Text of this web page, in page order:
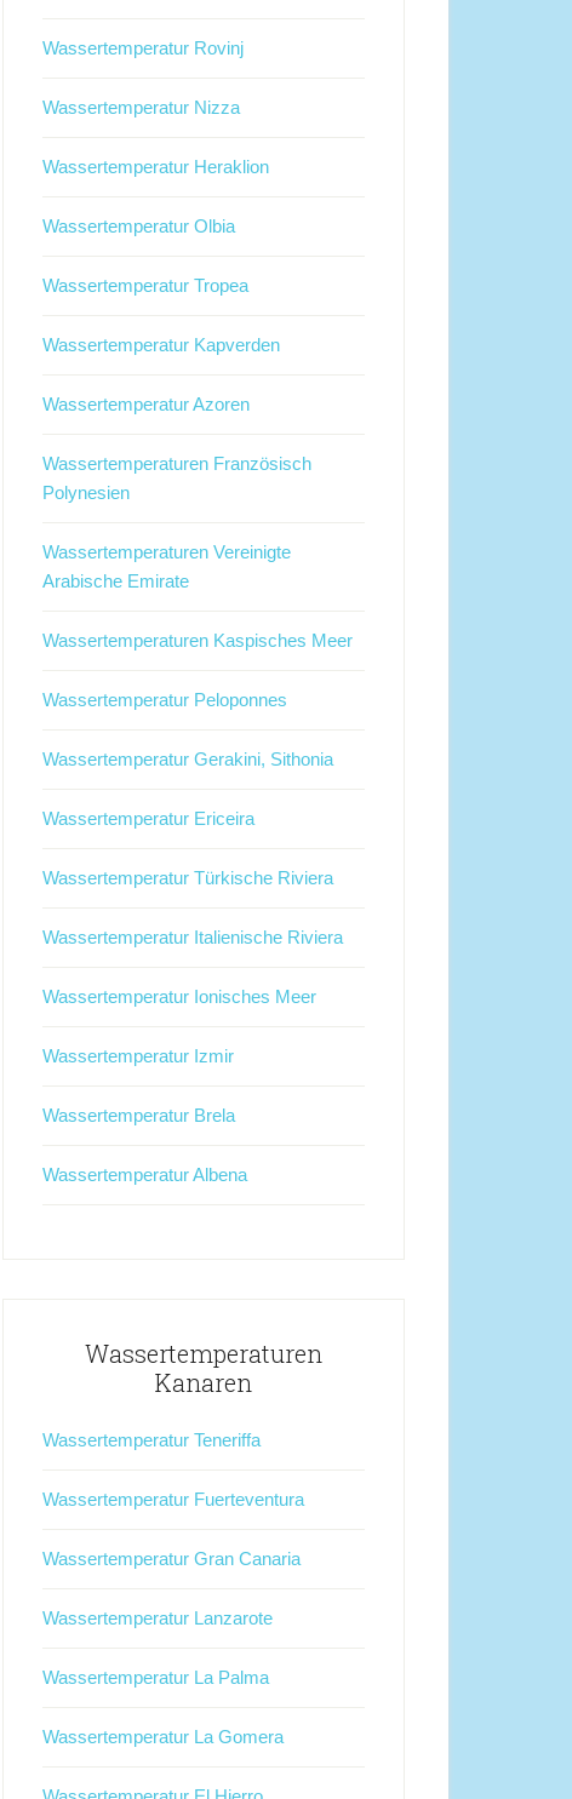
Wassertemperatur Rovinj
Wassertemperatur Nizza
Wassertemperatur Heraklion
Wassertemperatur Olbia
Wassertemperatur Tropea
Wassertemperatur Kapverden
Wassertemperatur Azoren
Wassertemperaturen Französisch
Polynesien
Wassertemperaturen Vereinigte
Arabische Emirate
Wassertemperaturen Kaspisches Meer
Wassertemperatur Peloponnes
Wassertemperatur Gerakini, Sithonia
Wassertemperatur Ericeira
Wassertemperatur Türkische Riviera
Wassertemperatur Italienische Riviera
Wassertemperatur Ionisches Meer
Wassertemperatur Izmir
Wassertemperatur Brela
Wassertemperatur Albena
Wassertemperaturen
Kanaren
Wassertemperatur Teneriffa
Wassertemperatur Fuerteventura
Wassertemperatur Gran Canaria
Wassertemperatur Lanzarote
Wassertemperatur La Palma
Wassertemperatur La Gomera